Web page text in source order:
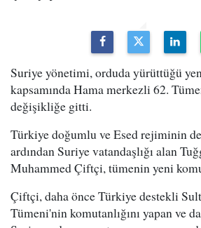
Suriye yönetimi, orduda yürüttüğü
kapsamında Hama merkezli 62.
değişikliğe gitti.
Türkiye doğumlu ve Esed rejiminin
ardından Suriye vatandaşlığı alan
Muhammed Çiftçi, tümenin yeni
Çiftçi, daha önce Türkiye destekli
Tümeni'nin komutanlığını yapan ve